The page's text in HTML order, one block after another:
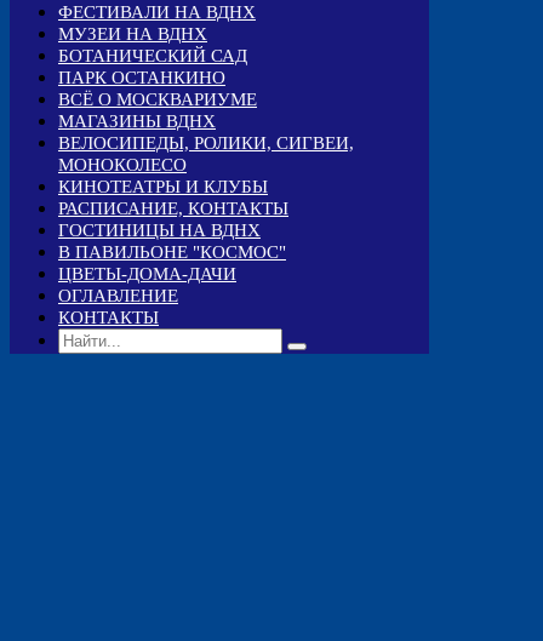
ФЕСТИВАЛИ НА ВДНХ
МУЗЕИ НА ВДНХ
БОТАНИЧЕСКИЙ САД
ПАРК ОСТАНКИНО
ВСЁ О МОСКВАРИУМЕ
МАГАЗИНЫ ВДНХ
ВЕЛОСИПЕДЫ, РОЛИКИ, СИГВЕИ,
МОНОКОЛЕСО
КИНОТЕАТРЫ И КЛУБЫ
РАСПИСАНИЕ, КОНТАКТЫ
ГОСТИНИЦЫ НА ВДНХ
В ПАВИЛЬОНЕ "КОСМОС"
ЦВЕТЫ-ДОМА-ДАЧИ
ОГЛАВЛЕНИЕ
КОНТАКТЫ